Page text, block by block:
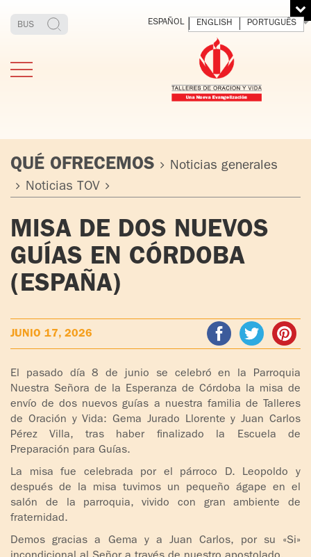
TOV ADULTOS
TOV JÓVENES
ADOLESCENTES
CURSO
MATRIMONIAL
ENCUENTRO DE
EXPERIENCIA DE
DIOS
CHARLAS Y
EVANGELIZACIÓN
PADRE
IGNACIO
IGNACIO
LARRAÑAGA
OBRA
PADRE
LARRAÑAGA
LIBROS
VIDEOS
Y VIVIR
ESPAÑOL ENGLISH PORTUGUÊS
QUÉ OFRECEMOS
Noticias generales
Noticias TOV
MISA DE DOS NUEVOS
GUÍAS EN CÓRDOBA
(ESPAÑA)
JUNIO 17, 2026
El pasado día 8 de junio se celebró en la Parroquia
Nuestra Señora de la Esperanza de Córdoba la misa de
envío de dos nuevos guías a nuestra familia de Talleres
de Oración y Vida: Gema Jurado Llorente y Juan Carlos
Pérez Villa, tras haber finalizado la Escuela de
Preparación para Guías.
La misa fue celebrada por el párroco D. Leopoldo y
después de la misa tuvimos un pequeño ágape en el
salón de la parroquia, vivido con gran ambiente de
fraternidad.
Demos gracias a Gema y a Juan Carlos, por su «Si»